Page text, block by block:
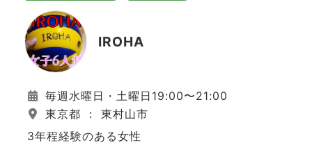
IROHA
毎週水曜日・土曜日19:00〜21:00
東京都 ： 東村山市
3年程経験のある女性